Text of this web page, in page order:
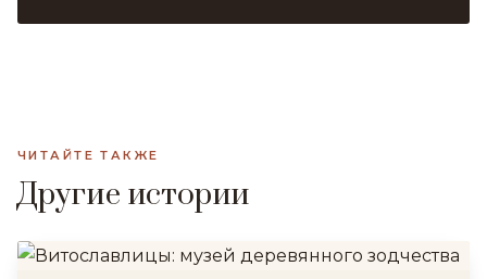
ЧИТАЙТЕ ТАКЖЕ
Другие истории